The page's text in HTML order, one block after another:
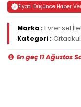
Fiyatı Düşünce Haber Ver
Marka :Evrensel
Kategori :Ortaokul
En geç 11 Ağustos